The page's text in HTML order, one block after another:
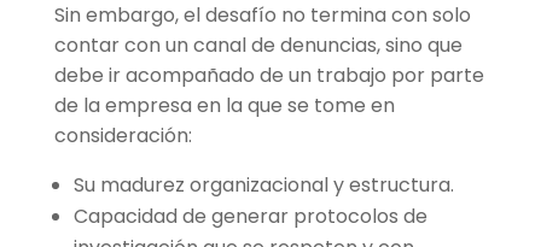
Sin embargo, el desafío no termina con solo
contar con un canal de denuncias, sino que
debe ir acompañado de un trabajo por parte
de la empresa en la que se tome en
consideración:
Su madurez organizacional y estructura.
Capacidad de generar protocolos de